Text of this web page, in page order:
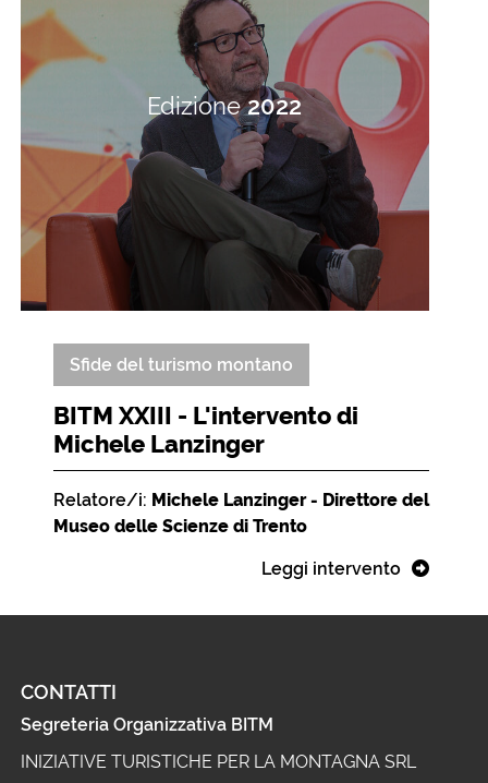
Edizione2022
Sfide del turismo montano
BITM XXIII - L'intervento di
Michele Lanzinger
Relatore/i: Michele Lanzinger - Direttore del
Museo delle Scienze di Trento
Leggi intervento
CONTATTI
Segreteria Organizzativa BITM
INIZIATIVE TURISTICHE PER LA MONTAGNA SRL